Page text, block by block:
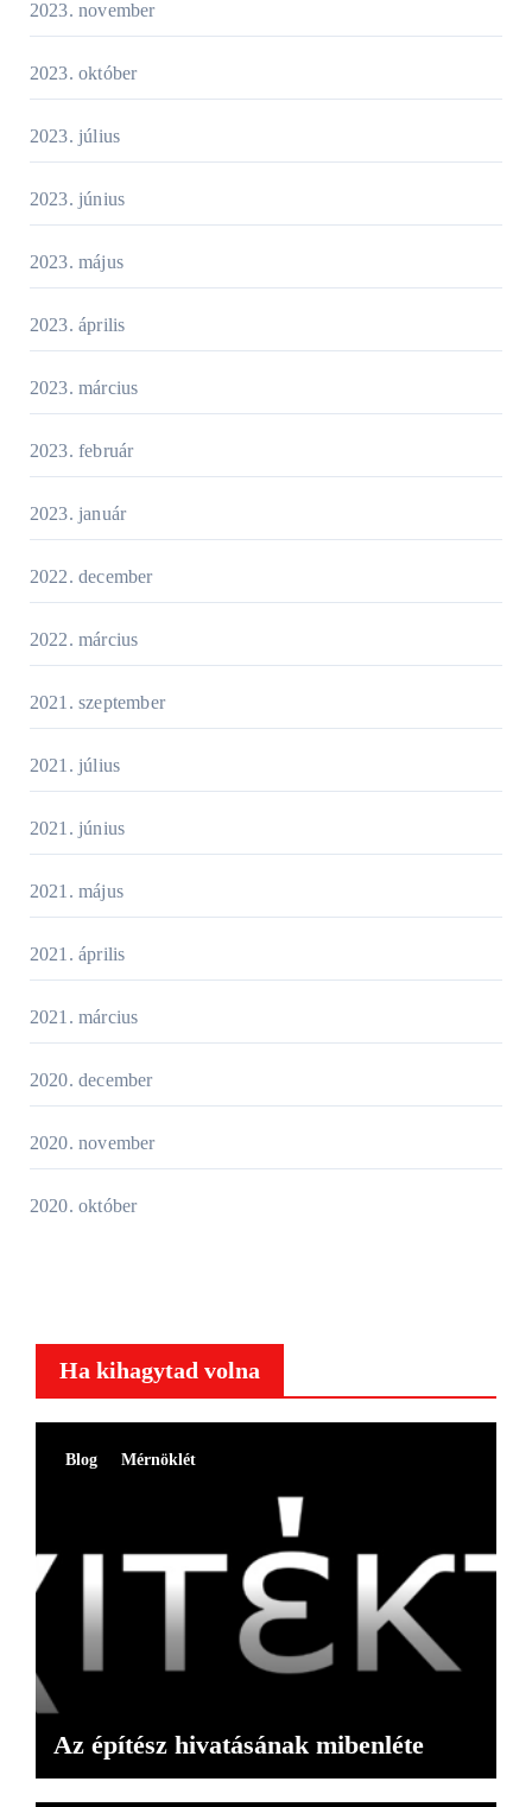
2023. november
2023. október
2023. július
2023. június
2023. május
2023. április
2023. március
2023. február
2023. január
2022. december
2022. március
2021. szeptember
2021. július
2021. június
2021. május
2021. április
2021. március
2020. december
2020. november
2020. október
Ha kihagytad volna
Blog Mérnöklét
Az építész hivatásának mibenléte